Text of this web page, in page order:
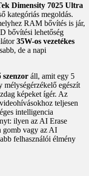
Dimensity 7025 Ultra
kategóriás megoldás.
RAM bővítés is jár,
bővítési lehetőség
35W-os vezetékes
de a napi
szenzor áll, amit egy 5
mélységérzékelő egészít
képeket ígér. Az
teljesen
intelligencia
ilyen az AI Erase
gomb vagy az AI
felhasználói élmény